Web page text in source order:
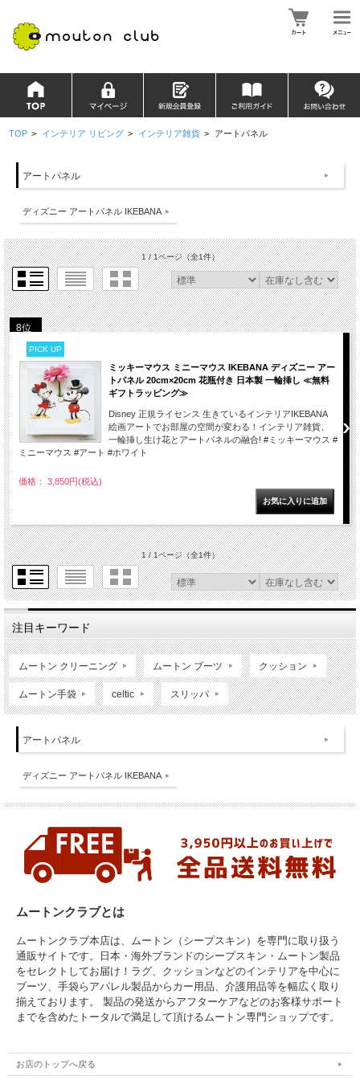
TOP > インテリア リビング > インテリア雑貨 > アートパネル
アートパネル
ディズニー アートパネル IKEBANA
1 / 1ページ（全1件）
8位
PICK UP
ミッキーマウス ミニーマウス IKEBANA ディズニー アー
トパネル 20cm×20cm 花瓶付き 日本製 一輪挿し ≪無料
ギフトラッピング≫
Disney 正規ライセンス 生きているインテリアIKEBANA
絵画アートでお部屋の空間が変わる！インテリア雑貨、
一輪挿し生け花とアートパネルの融合! #ミッキーマウス #
ミニーマウス #アート #ホワイト
価格： 3,850円(税込)
1 / 1ページ（全1件）
注目キーワード
ムートン クリーニング ムートン ブーツ クッション
ムートン手袋 celtic スリッパ
アートパネル
ディズニー アートパネル IKEBANA
ムートンクラブとは
ムートンクラブ本店は、ムートン（シープスキン）を専門に取り扱う
通販サイトです。日本・海外ブランドのシープスキン・ムートン製品
をセレクトしてお届け！ラグ、クッションなどのインテリアを中心に
ブーツ、手袋らアパレル製品からカー用品、介護用品等を幅広く取り
揃えております。 製品の発送からアフターケアなどのお客様サポート
までを含めたトータルで満足して頂けるムートン専門ショップです。
お店のトップへ戻る